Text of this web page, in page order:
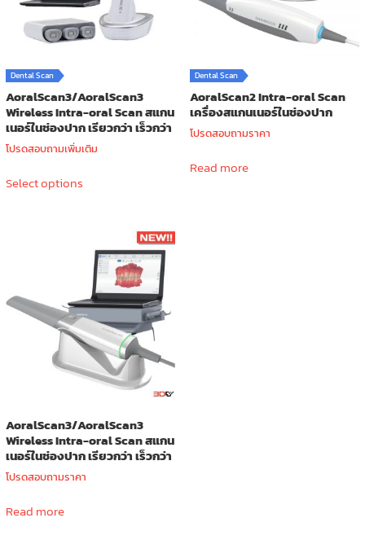
the
product
Dental Scan
AoralScan3/AoralScan3
Wireless Intra-oral Scan สแกน
เนอร์ในช่องปาก เรียวกว่า เร็วกว่า
โปรดสอบถามเพิ่มเติม
Select optionsproduct
The
options
may
be
chosen
on
the
product
Dental Scan
AoralScan2 Intra-oral Scan
เครื่องสแกนเนอร์ในช่องปาก
โปรดสอบถามราคา
Read more
AoralScan3/AoralScan3
Wireless Intra-oral Scan สแกน
เนอร์ในช่องปาก เรียวกว่า เร็วกว่า
โปรดสอบถามราคา
Read more